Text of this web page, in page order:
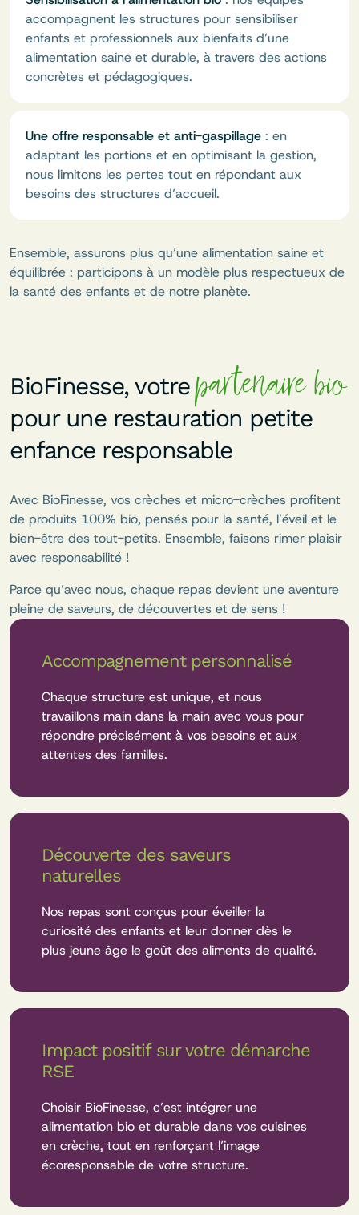
accompagnent les structures pour sensibiliser
enfants et professionnels aux bienfaits d’une
alimentation saine et durable, à travers des actions
concrètes et pédagogiques.
Une offre responsable et anti-gaspillage : en
adaptant les portions et en optimisant la gestion,
nous limitons les pertes tout en répondant aux
besoins des structures d’accueil.
Ensemble, assurons plus qu’une alimentation saine et
équilibrée : participons à un modèle plus respectueux de
la santé des enfants et de notre planète.
BioFinesse, votrepartenaire bio
pour une restauration petite
enfance responsable
Avec BioFinesse, vos crèches et micro-crèches profitent
de produits 100% bio, pensés pour la santé, l’éveil et le
bien-être des tout-petits. Ensemble, faisons rimer plaisir
avec responsabilité !
Parce qu’avec nous, chaque repas devient une aventure
pleine de saveurs, de découvertes et de sens !
Accompagnement personnalisé
Chaque structure est unique, et nous
travaillons main dans la main avec vous pour
répondre précisément à vos besoins et aux
attentes des familles.
Découverte des saveurs
naturelles
Nos repas sont conçus pour éveiller la
curiosité des enfants et leur donner dès le
plus jeune âge le goût des aliments de qualité.
Impact positif sur votre démarche
RSE
Choisir BioFinesse, c’est intégrer une
alimentation bio et durable dans vos cuisines
en crèche, tout en renforçant l’image
écoresponsable de votre structure.